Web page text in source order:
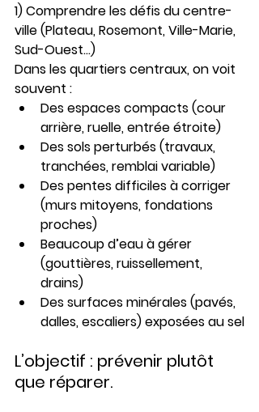
1) Comprendre les défis du centre-
ville (Plateau, Rosemont, Ville-Marie,
Sud-Ouest…)
Dans les quartiers centraux, on voit
souvent :
Des espaces compacts (cour
arrière, ruelle, entrée étroite)
Des sols perturbés (travaux,
tranchées, remblai variable)
Des pentes difficiles à corriger
(murs mitoyens, fondations
proches)
Beaucoup d’eau à gérer
(gouttières, ruissellement,
drains)
Des surfaces minérales (pavés,
dalles, escaliers) exposées au sel
L’objectif : prévenir plutôt
que réparer.